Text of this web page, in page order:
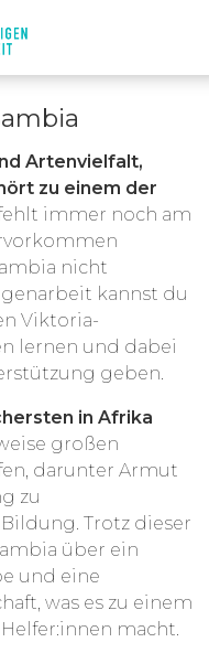
Artenvielfalt,
zu einem der
immer noch am
nicht
kannst du
Viktoria-
lernen und dabei
geben.
in Afrika
großen
darunter Armut
zu
Trotz dieser
über ein
und eine
was es zu einem
macht.